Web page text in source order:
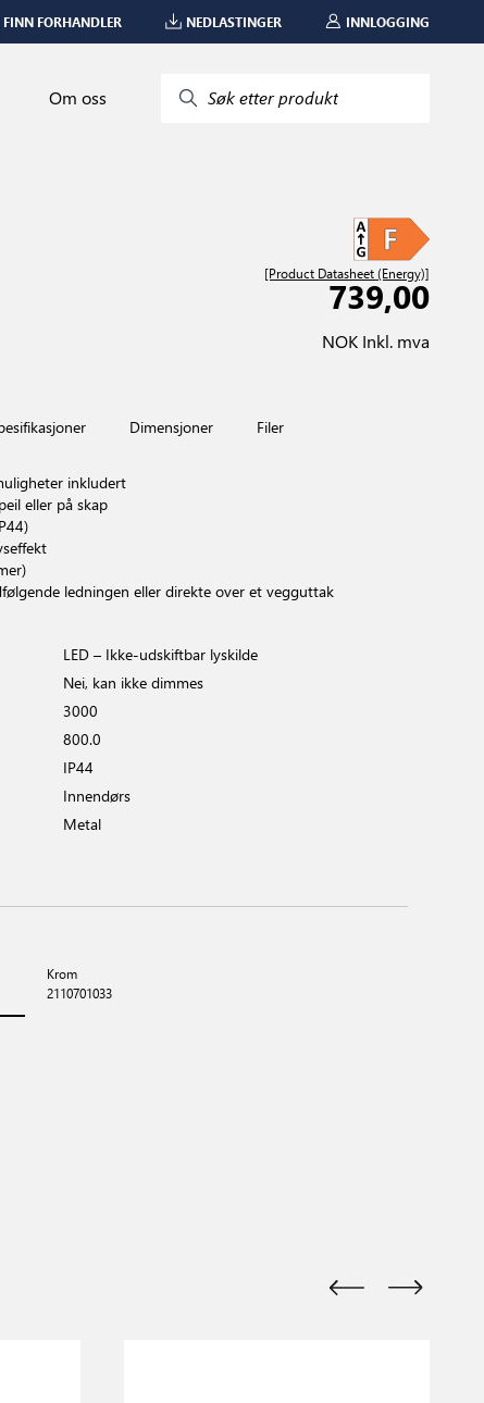
FINN FORHANDLER NEDLASTINGER INNLOGGING
Om oss Søk etter produkt
[Product Datasheet (Energy)]
739,00
NOK Inkl. mva
Dimensjoner Filer
inkludert
eller på skap
ledningen eller direkte over et vegguttak
LED – Ikke-udskiftbar lyskilde
Nei, kan ikke dimmes
3000
800.0
IP44
Innendørs
Metal
Krom
2110701033